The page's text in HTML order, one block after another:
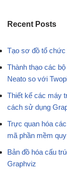
Recent Posts
Tạo sơ đồ tổ chức
Thành thạo các
Neato so với
Thiết kế các máy
cách sử dụng
Trực quan hóa
mã phần mềm
Bản đồ hóa cấu
Graphviz